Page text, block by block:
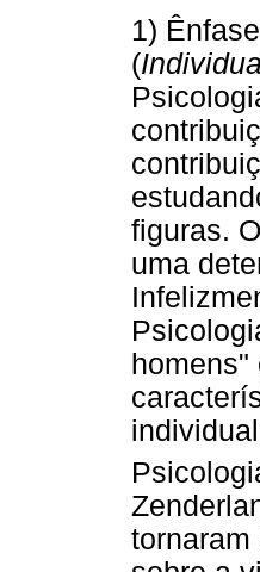
1)
(
figuras.
uma
tornaram